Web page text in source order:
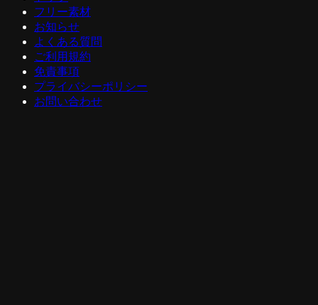
フリー素材
お知らせ
よくある質問
ご利用規約
免責事項
プライバシーポリシー
お問い合わせ